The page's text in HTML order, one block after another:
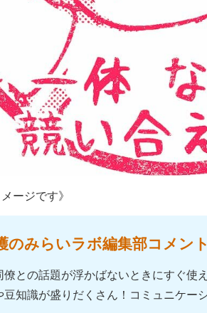
ージです》
のみらいラボ編集部コメント
僚との話題が浮かばないときにすぐ使
豆知識が盛りだくさん！コミュニケー